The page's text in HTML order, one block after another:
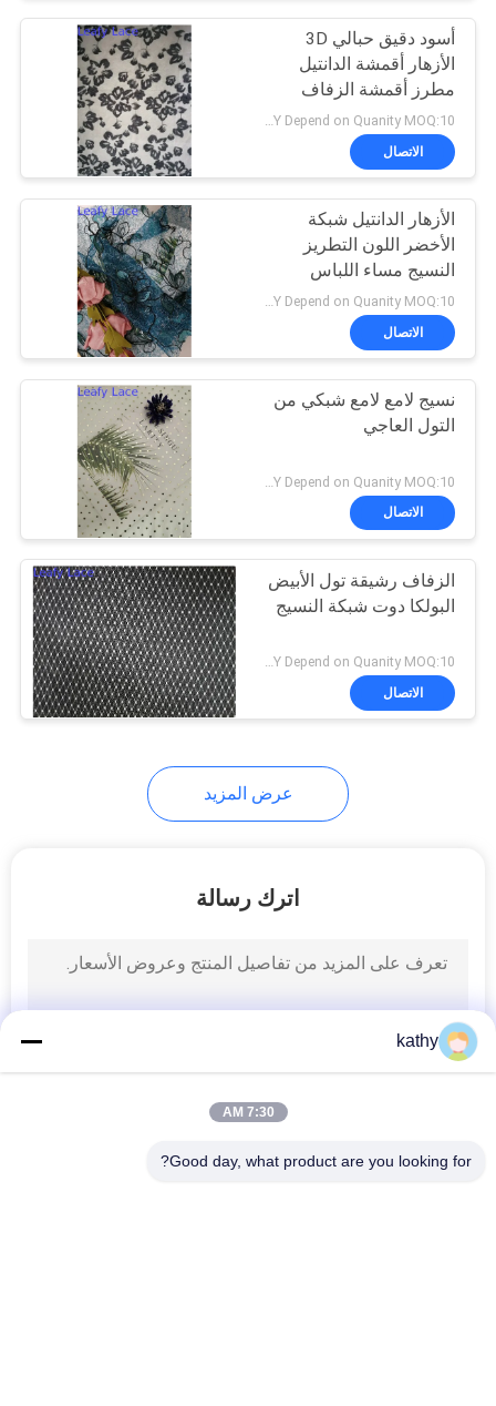
أسود دقيق حبالي 3D
الأزهار أقمشة الدانتيل
مطرز أقمشة الزفاف
USD8-9.5/Y Depend on Quanity MOQ:10 ياردة
الاتصال
الأزهار الدانتيل شبكة
الأخضر اللون التطريز
النسيج مساء اللباس
النسيج
USD7-9/Y Depend on Quanity MOQ:10 ياردة
الاتصال
نسيج لامع لامع شبكي من
التول العاجي
USD3.5-5/Y Depend on Quanity MOQ:10 ياردة
الاتصال
الزفاف رشيقة تول الأبيض
البولكا دوت شبكة النسيج
USD1.5-3/Y Depend on Quanity MOQ:10 ياردة
الاتصال
عرض المزيد
اترك رسالة
kathy
7:30 AM
Good day, what product are you looking for?